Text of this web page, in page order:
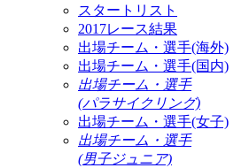
スタートリスト
2017レース結果
出場チーム・選手(海外)
出場チーム・選手(国内)
出場チーム・選手
(パラサイクリング)
出場チーム・選手(女子)
出場チーム・選手
(男子ジュニア)